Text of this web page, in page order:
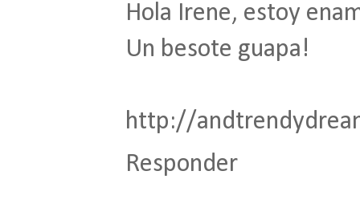
Hola Irene, estoy
Un besote guapa!
http://
Responder